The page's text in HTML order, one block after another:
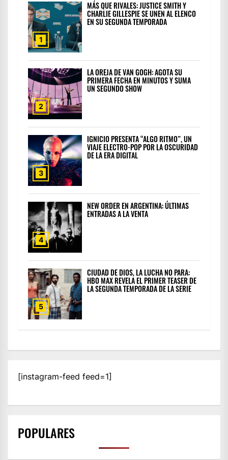
1
MÁS QUE RIVALES: JUSTICE SMITH Y
CHARLIE GILLESPIE SE UNEN AL ELENCO
EN SU SEGUNDA TEMPORADA
2
LA OREJA DE VAN GOGH: AGOTA SU
PRIMERA FECHA EN MINUTOS Y SUMA
UN SEGUNDO SHOW
3
IGNICIO PRESENTA “ALGO RITMO”, UN
VIAJE ELECTRO-POP POR LA OSCURIDAD
DE LA ERA DIGITAL
4
NEW ORDER EN ARGENTINA: ÚLTIMAS
ENTRADAS A LA VENTA
5
CIUDAD DE DIOS, LA LUCHA NO PARA:
HBO MAX REVELA EL PRIMER TEASER DE
LA SEGUNDA TEMPORADA DE LA SERIE
[instagram-feed feed=1]
POPULARES